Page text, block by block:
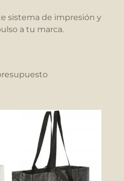
sistema de impresión y
a tu marca.